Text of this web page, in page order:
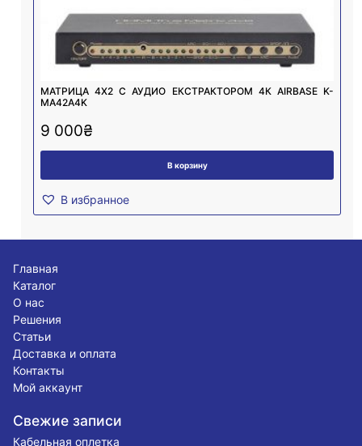
МАТРИЦА 4X2 С АУДИО ЕКСТРАКТОРОМ 4К AIRBASE K-
MA42A4K
9 000₴
В корзину
В избранное
Главная
Каталог
О нас
Решения
Статьи
Доставка и оплата
Контакты
Мой аккаунт
Свежие записи
Кабельная оплетка